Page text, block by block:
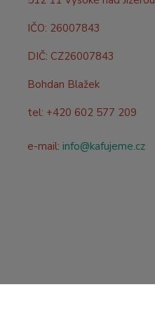
IČO: 26007843
DIČ: CZ26007843
Bohdan Blažek
tel: +420 602 577 209
e-mail: info@kafujeme.cz